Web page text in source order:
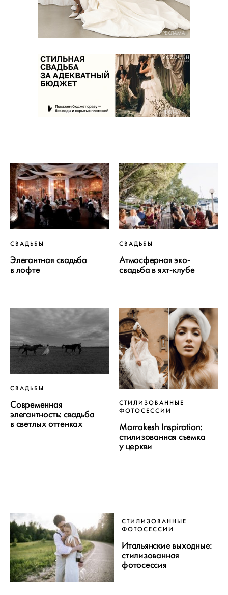
РЕКЛАМА
РЕКЛАМА
СВАДЬБЫ
Элегантная свадьба
в лофте
СВАДЬБЫ
Атмосферная эко-
свадьба в яхт-клубе
СВАДЬБЫ
Современная
элегантность: свадьба
в светлых оттенках
СТИЛИЗОВАННЫЕ
ФОТОСЕССИИ
Marrakesh Inspiration:
стилизованная съемка
у церкви
СТИЛИЗОВАННЫЕ
ФОТОСЕССИИ
Итальянские выходные:
стилизованная
фотосессия